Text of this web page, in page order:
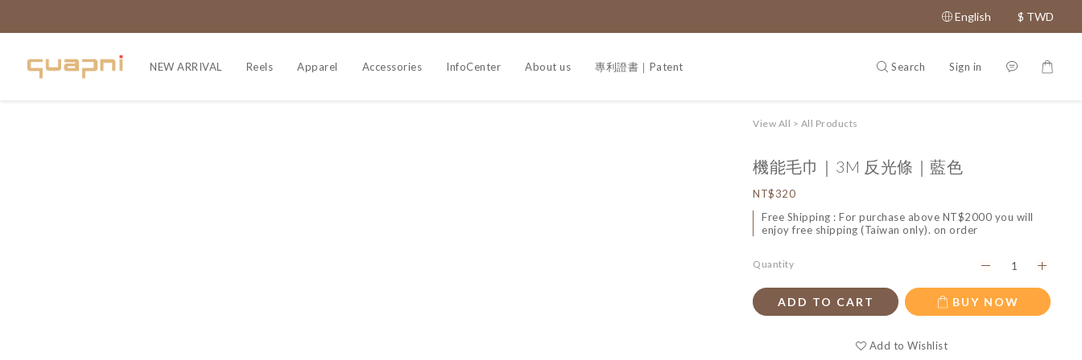
English $ TWD
NEW ARRIVAL Reels Apparel Accessories InfoCenter About us 專利證書｜Patent Search Sign in
View All > All Products
機能毛巾｜3M 反光條｜藍色
NT$320
Free Shipping : For purchase above NT$2000 you will
enjoy free shipping (Taiwan only). on order
Quantity
ADD TO CART BUY NOW
Add to Wishlist